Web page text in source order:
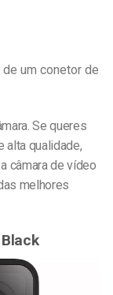
um conetor de
Se queres
alta qualidade,
câmara de vídeo
melhores